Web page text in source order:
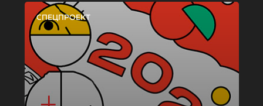
СПЕЦПРОЕКТ